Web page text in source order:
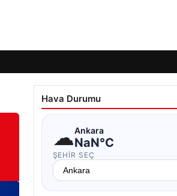
Hava Durumu
☁Ankara
NaN°C
ŞEHIR SEÇ